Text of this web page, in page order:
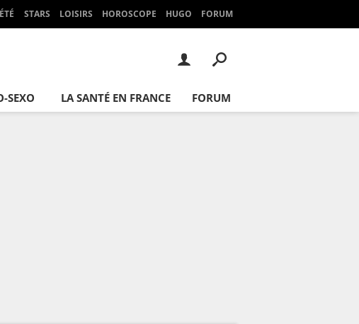
STARS LOISIRS HOROSCOPE HUGO FORUM
SEXO LA SANTÉ EN FRANCE FORUM